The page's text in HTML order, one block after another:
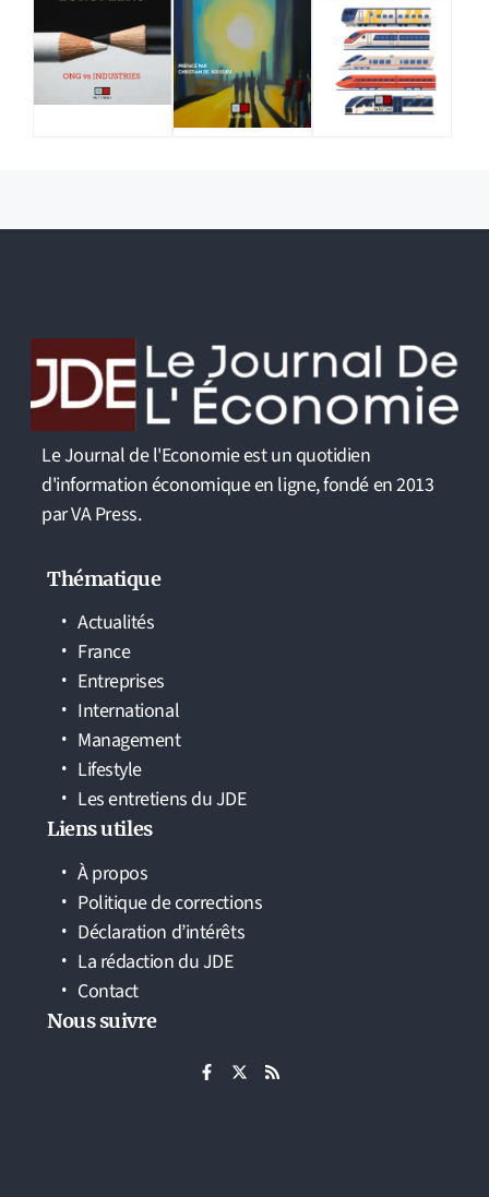
Le Journal de l'Economie est un quotidien
d'information économique en ligne, fondé en 2013
par VA Press.
Thématique
Actualités
France
Entreprises
International
Management
Lifestyle
Les entretiens du JDE
Liens utiles
À propos
Politique de corrections
Déclaration d’intérêts
La rédaction du JDE
Contact
Nous suivre